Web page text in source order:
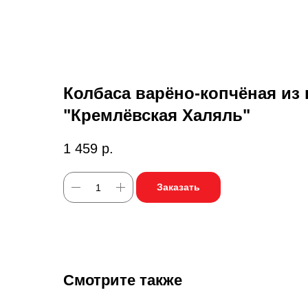
Колбаса варёно-копчёная
"Кремлёвская Халяль"
1 459 р.
Заказать
Смотрите также